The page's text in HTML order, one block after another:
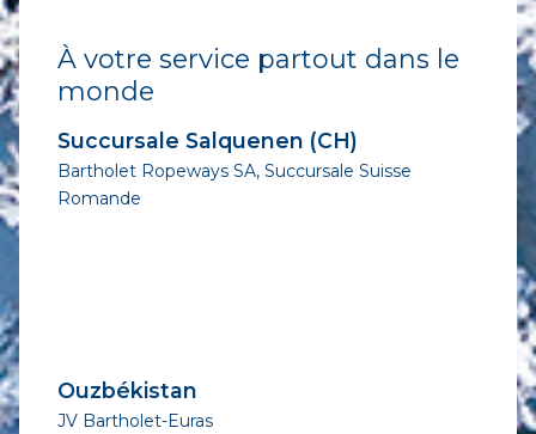
À votre service partout dans le
monde
Succursale Salquenen (CH)
Bartholet Ropeways SA, Succursale Suisse
Romande
Ouzbékistan
JV Bartholet-Euras